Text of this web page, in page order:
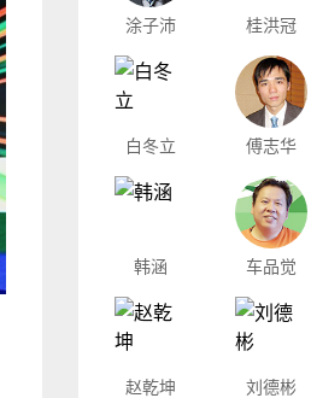
涂子沛 桂洪冠
白冬立 傅志华
韩涵 车品觉
赵乾坤 刘德彬